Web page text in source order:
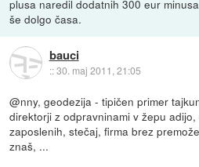
plusa naredil dodatnih 300 eur
še dolgo časa.
bauci
::30. maj 2011, 21:05
@nny, geodezija - tipičen primer
direktorji z odpravninami v žepu
zaposlenih, stečaj, firma brez
znaš, ...